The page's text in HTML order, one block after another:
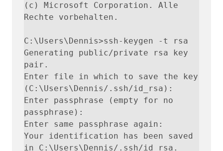
(c) Microsoft Corporation. Alle
Rechte vorbehalten.
C:\Users\Dennis>ssh-keygen -t rsa
Generating public/private rsa key
pair.
Enter file in which to save the key
(C:\Users\Dennis/.ssh/id_rsa):
Enter passphrase (empty for no
passphrase):
Enter same passphrase again:
Your identification has been saved
in C:\Users\Dennis/.ssh/id_rsa.